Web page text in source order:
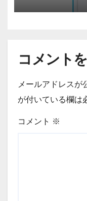
コメント
メールアドレスが
が付いている欄は
コメント ※